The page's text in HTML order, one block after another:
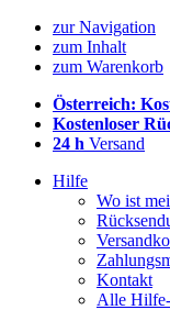
zur Navigation
zum Inhalt
zum Warenkorb
Österreich:
Kostenloser
24 h Versand
Hilfe
Wo ist
Kontakt
Alle